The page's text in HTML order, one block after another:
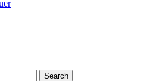
Search